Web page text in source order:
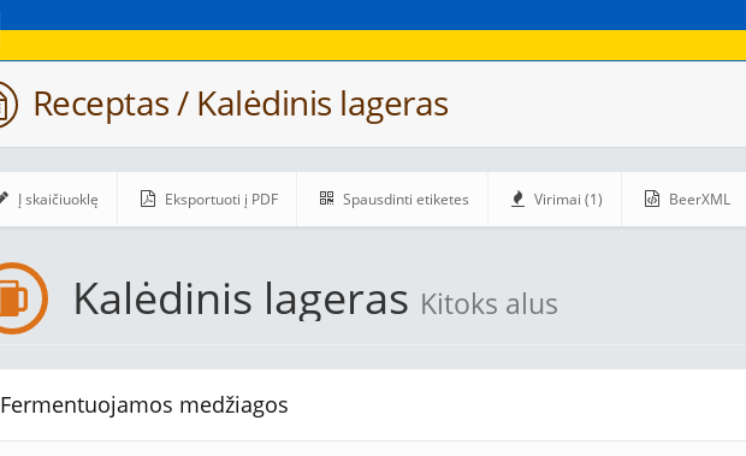
Receptas / Kalėdinis lageras
Į skaičiuoklę Eksportuoti į PDF Spausdinti etiketes Virimai (1) BeerXML
Kalėdinis lageras Kitoks alus
Fermentuojamos medžiagos